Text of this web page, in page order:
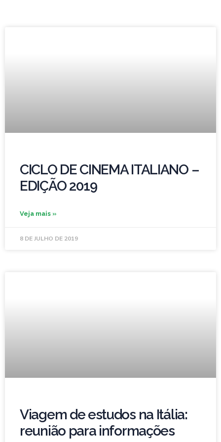
CICLO DE CINEMA ITALIANO –
EDIÇÃO 2019
Veja mais »
8 DE JULHO DE 2019
Viagem de estudos na Itália:
reunião para informações